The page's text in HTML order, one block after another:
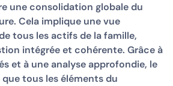
une consolidation globale du
Cela implique une vue
tous les actifs de la famille,
intégrée et cohérente. Grâce à
et à une analyse approfondie, le
tous les éléments du